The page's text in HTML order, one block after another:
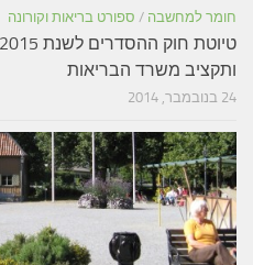
חומר למחשבה / ספורט בריאות וקורונה
ותקציב משרד הבריאות
24 בנובמבר, 2014